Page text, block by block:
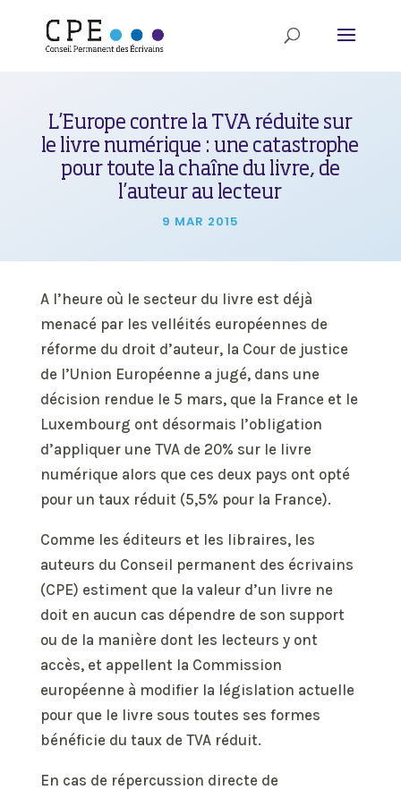
L’Europe contre la TVA réduite sur
le livre numérique : une catastrophe
pour toute la chaîne du livre, de
l’auteur au lecteur
9 MAR 2015
A l’heure où le secteur du livre est déjà
menacé par les velléités européennes de
réforme du droit d’auteur, la Cour de justice
de l’Union Européenne a jugé, dans une
décision rendue le 5 mars, que la France et le
Luxembourg ont désormais l’obligation
d’appliquer une TVA de 20% sur le livre
numérique alors que ces deux pays ont opté
pour un taux réduit (5,5% pour la France).
Comme les éditeurs et les libraires, les
auteurs du Conseil permanent des écrivains
(CPE) estiment que la valeur d’un livre ne
doit en aucun cas dépendre de son support
ou de la manière dont les lecteurs y ont
accès, et appellent la Commission
européenne à modifier la législation actuelle
pour que le livre sous toutes ses formes
bénéficie du taux de TVA réduit.
En cas de répercussion directe de